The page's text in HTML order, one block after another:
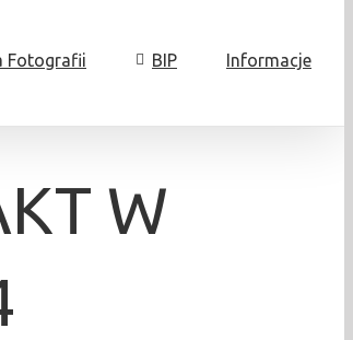
Fotografii BIP Informacje
W